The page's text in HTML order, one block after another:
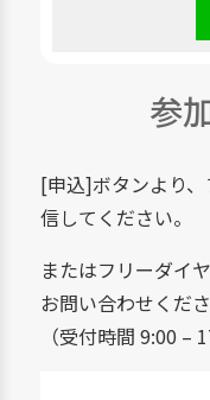
参
[申込]ボタンより
信してください。
またはフリーダイ
お問い合わせくださ
（受付時間 9:00 –